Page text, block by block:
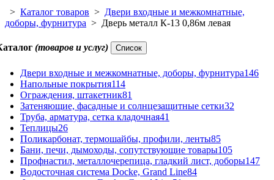
> Каталог товаров > Двери входные и межкомнатные,
доборы, фурнитура > Дверь металл К-13 0,86м левая
(товаров и услуг) Список
Двери входные и межкомнатные, доборы, фурнитура146
Напольные покрытия114
Ограждения, штакетник81
Затеняющие, фасадные и солнцезащитные сетки32
Труба, арматура, сетка кладочная41
Теплицы26
Поликарбонат, термошайбы, профили, ленты85
Бани, печи, дымоходы, сопутствующие товары105
Профнастил, металлочерепица, гладкий лист, доборы147
Водосточная система Docke, Grand Line84